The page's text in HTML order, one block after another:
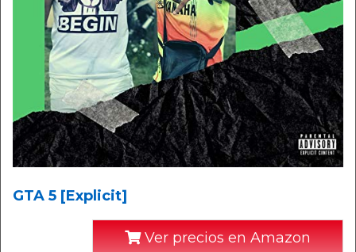
GTA 5 [Explicit]
Ver precios en Amazon